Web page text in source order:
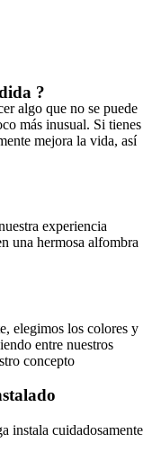
?
algo que no se puede
más inusual. Si tienes
mejora la vida, así
experiencia
una hermosa alfombra
elegimos los colores y
entre nuestros
concepto
instala cuidadosamente